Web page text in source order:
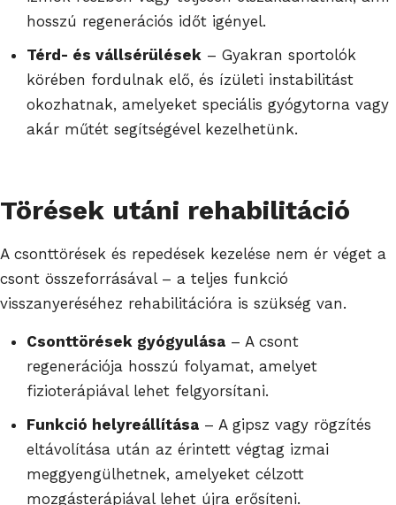
hosszú regenerációs időt igényel.
Térd- és vállsérülések – Gyakran sportolók
körében fordulnak elő, és ízületi instabilitást
okozhatnak, amelyeket speciális gyógytorna vagy
akár műtét segítségével kezelhetünk.
Törések utáni rehabilitáció
A csonttörések és repedések kezelése nem ér véget a
csont összeforrásával – a teljes funkció
visszanyeréséhez rehabilitációra is szükség van.
Csonttörések gyógyulása – A csont
regenerációja hosszú folyamat, amelyet
fizioterápiával lehet felgyorsítani.
Funkció helyreállítása – A gipsz vagy rögzítés
eltávolítása után az érintett végtag izmai
meggyengülhetnek, amelyeket célzott
mozgásterápiával lehet újra erősíteni.